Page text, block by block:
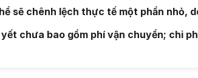
sẽ chênh lệch thực tế một phần nhỏ,
yết chưa bao gồm phí vận chuyển; chi